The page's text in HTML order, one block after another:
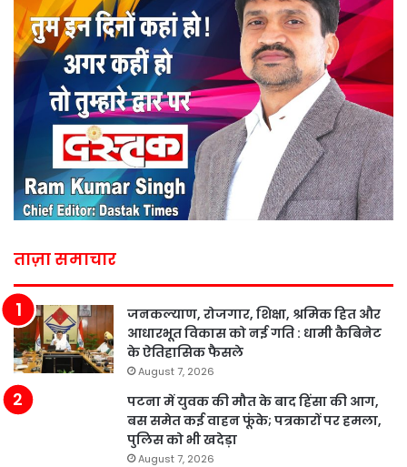
ताज़ा समाचार
जनकल्याण, रोजगार, शिक्षा, श्रमिक हित और
आधारभूत विकास को नई गति : धामी कैबिनेट
के ऐतिहासिक फैसले
August 7, 2026
पटना में युवक की मौत के बाद हिंसा की आग,
बस समेत कई वाहन फूंके; पत्रकारों पर हमला,
पुलिस को भी खदेड़ा
August 7, 2026